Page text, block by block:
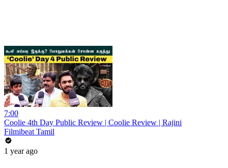
7:00
Coolie 4th Day Public Review | Coolie Review | Rajini
Filmibeat Tamil
1 year ago